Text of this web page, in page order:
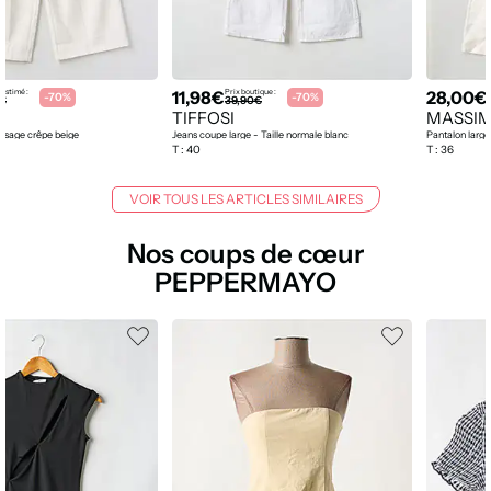
: -70%
crêpe beige
11,98€Prix boutique :
39,90€ -70%
TIFFOSI
Jeans coupe large - Taille normale blanc
T : 40
28,00€
Pantalon
T : 36
VOIR TOUS LES ARTICLES SIMILAIRES
Nos coups de cœur
PEPPERMAYO